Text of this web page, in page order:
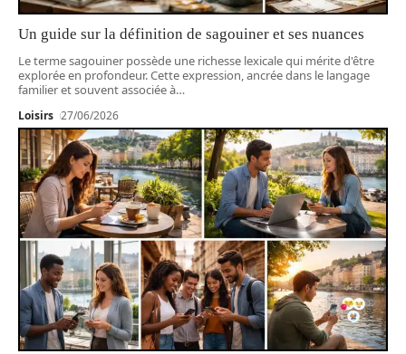
Un guide sur la définition de sagouiner et ses nuances
Le terme sagouiner possède une richesse lexicale qui mérite d'être
explorée en profondeur. Cette expression, ancrée dans le langage
familier et souvent associée à…
Loisirs 27/06/2026